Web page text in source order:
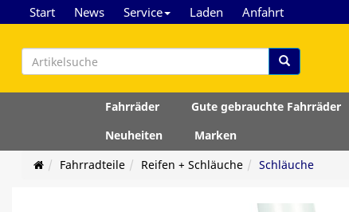
Start News Service Laden Anfahrt
Fahrräder Gute gebrauchte Fahrräder
Neuheiten
Marken
Fahrradteile
Reifen + Schläuche Schläuche